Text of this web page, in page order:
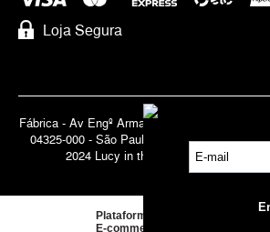
Loja Segura
Fábrica - Av Engº Armando de Arruda Pereira,
04325-000 - São Paulo - SP - Brasil CNPJ
2024 Lucy in the Sky | Todos os
Plataforma de
E-commerce